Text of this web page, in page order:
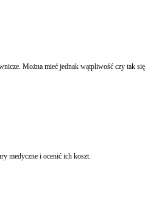
Można mieć jednak wątpliwość czy tak się
Agencja Oceny Technologii Medycznych podała nową wartość wskaźnika QALY obowiązującą od 5 listopada 2014 roku, stosowanego przy analizie użyteczności procedur medycznych. QALY Pozwala porównać różne procedury medyczne i ocenić ich koszt.